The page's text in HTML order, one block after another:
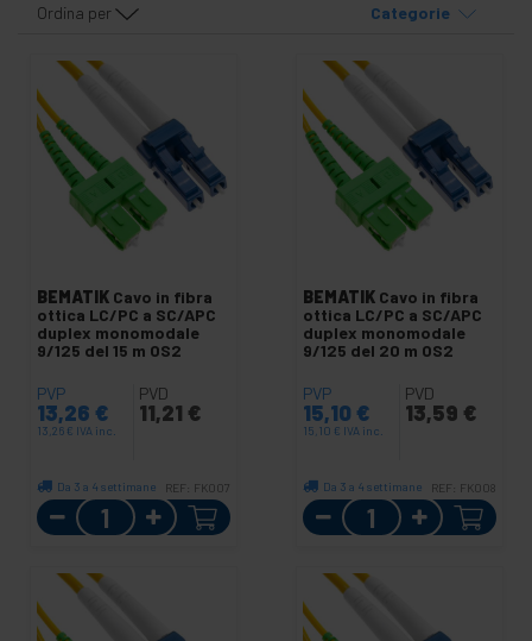
Ordina per Categorie
BEMATIK Cavo in fibra
ottica LC/PC a SC/APC
duplex monomodale
9/125 del 15 m OS2
PVP
13,26 €
13,26 € IVA inc.
PVD
11,21 €
Da 3 a 4 settimane REF: FK007
Quantità
BEMATIK Cavo in fibra
ottica LC/PC a SC/APC
duplex monomodale
9/125 del 20 m OS2
PVP
15,10 €
15,10 € IVA inc.
PVD
13,59 €
Da 3 a 4 settimane REF: FK008
Quantità